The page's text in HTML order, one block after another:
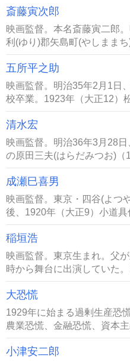
斎藤寅次郎
映画監督。本名斎藤寅二郎
利(ゆり)郡矢島町(やしままち
五所平之助
映画監督。明治35年2月1日
校卒業。1923年（大正12）
清水宏
映画監督。明治36年3月28
の原田三夫(はらだみつお)（
成瀬巳喜男
映画監督。東京・四谷(よつ
後、1920年（大正9）小道具
稲垣浩
映画監督。東京生まれ。父
時から舞台に出演していた。
大恐慌
1929年に始まる過剰生産恐
農業恐慌、金融恐慌、資本
小津安二郎